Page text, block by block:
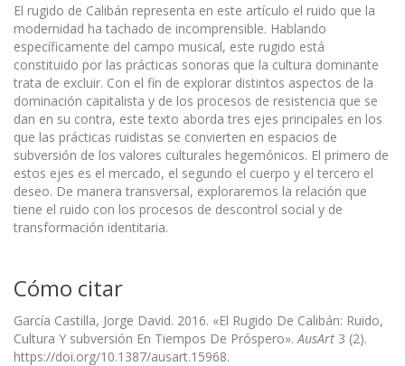
El rugido de Calibán representa en este artículo el ruido que la
modernidad ha tachado de incomprensible. Hablando
específicamente del campo musical, este rugido está
constituido por las prácticas sonoras que la cultura dominante
trata de excluir. Con el fin de explorar distintos aspectos de la
dominación capitalista y de los procesos de resistencia que se
dan en su contra, este texto aborda tres ejes principales en los
que las prácticas ruidistas se convierten en espacios de
subversión de los valores culturales hegemónicos. El primero de
estos ejes es el mercado, el segundo el cuerpo y el tercero el
deseo. De manera transversal, exploraremos la relación que
tiene el ruido con los procesos de descontrol social y de
transformación identitaria.
Cómo citar
García Castilla, Jorge David. 2016. «El Rugido De Calibán: Ruido,
Cultura Y subversión En Tiempos De Próspero». AusArt 3 (2).
https://doi.org/10.1387/ausart.15968.